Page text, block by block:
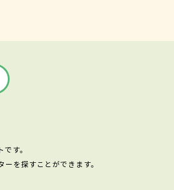
す。
を探すことができます。